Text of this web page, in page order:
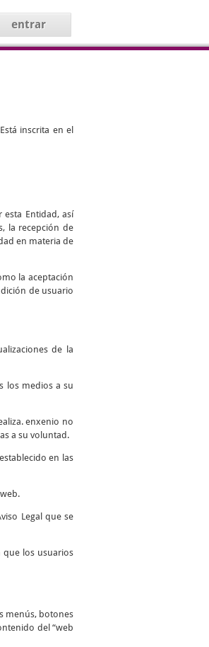
entrar
inscrita en el
esta Entidad, así
la recepción de
en materia de
la aceptación
de usuario
de la
los medios a su
enxenio no
a su voluntad.
en las
Legal que se
que los usuarios
menús, botones
del “web